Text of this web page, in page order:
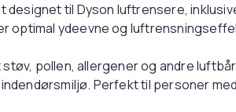
til Dyson luftrensere,
optimal ydeevne og
pollen, allergener og andre
Perfekt til personer